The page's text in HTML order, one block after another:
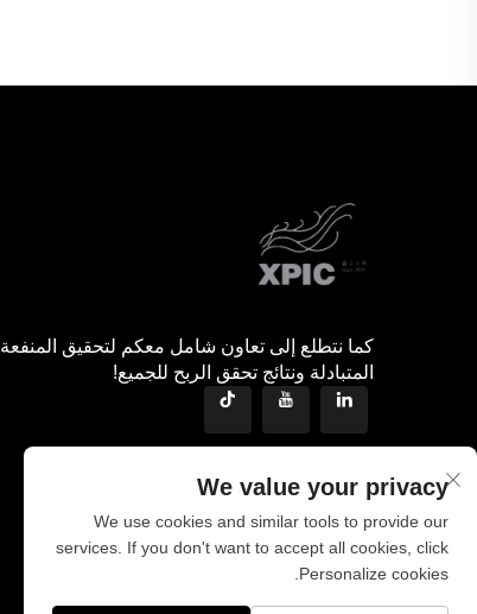
كما نتطلع إلى تعاون شامل معكم لتحقيق المنفعة
المتبادلة ونتائج تحقق الربح للجميع!
We value your privacy
We use cookies and similar tools to provide our
services. If you don't want to accept all cookies, click
Personalize cookies.